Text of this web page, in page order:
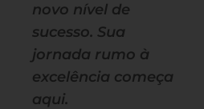
novo nível de
sucesso. Sua
jornada rumo à
excelência começa
aqui.